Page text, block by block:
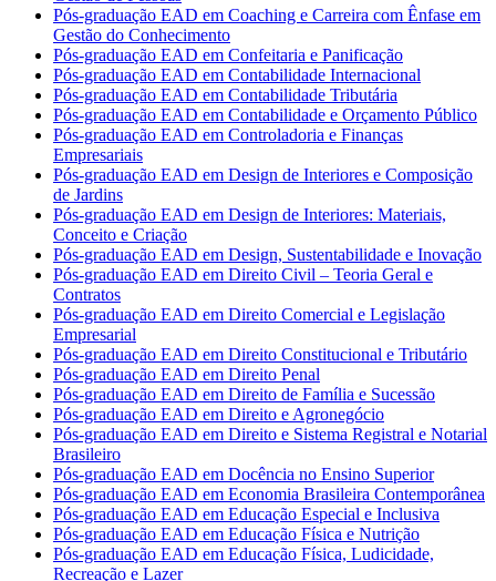
Pós-graduação EAD em Coaching e Carreira com Ênfase em
Gestão do Conhecimento
Pós-graduação EAD em Confeitaria e Panificação
Pós-graduação EAD em Contabilidade Internacional
Pós-graduação EAD em Contabilidade Tributária
Pós-graduação EAD em Contabilidade e Orçamento Público
Pós-graduação EAD em Controladoria e Finanças
Empresariais
Pós-graduação EAD em Design de Interiores e Composição
de Jardins
Pós-graduação EAD em Design de Interiores: Materiais,
Conceito e Criação
Pós-graduação EAD em Design, Sustentabilidade e Inovação
Pós-graduação EAD em Direito Civil – Teoria Geral e
Contratos
Pós-graduação EAD em Direito Comercial e Legislação
Empresarial
Pós-graduação EAD em Direito Constitucional e Tributário
Pós-graduação EAD em Direito Penal
Pós-graduação EAD em Direito de Família e Sucessão
Pós-graduação EAD em Direito e Agronegócio
Pós-graduação EAD em Direito e Sistema Registral e Notarial
Brasileiro
Pós-graduação EAD em Docência no Ensino Superior
Pós-graduação EAD em Economia Brasileira Contemporânea
Pós-graduação EAD em Educação Especial e Inclusiva
Pós-graduação EAD em Educação Física e Nutrição
Pós-graduação EAD em Educação Física, Ludicidade,
Recreação e Lazer